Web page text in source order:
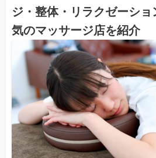
ジ・整体・リラクゼーショ
気のマッサージ店を紹介